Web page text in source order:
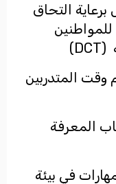
التحاق
للمواطنين
(DCT)
وقت المتدربين
المعرفة
في بيئة